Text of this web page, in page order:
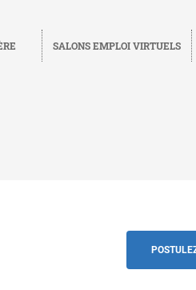
SALONS EMPLOI VIRTUELS